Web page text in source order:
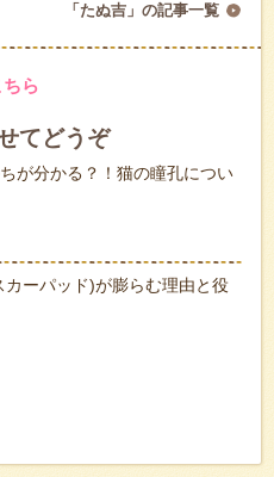
「たぬ吉」の記事一覧
ちら
てどうぞ
が分かる？！猫の瞳孔につい
ーパッド)が膨らむ理由と役